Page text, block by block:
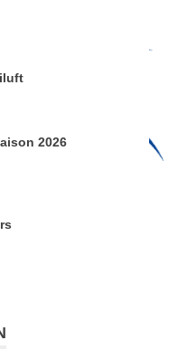
2026